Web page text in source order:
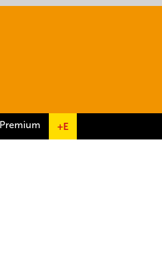
Premium +E